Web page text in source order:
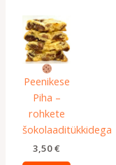
Peenikese
Piha –
rohkete
šokolaaditükkidega
3,50€